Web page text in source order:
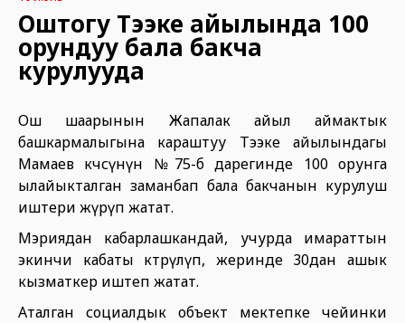
Оштогу Тээке айылында 100
орундуу бала бакча
курулууда
Ош шаарынын Жапалак айыл аймактык
башкармалыгына караштуу Тээке айылындагы
Мамаев көчөсүнүн №75-б дарегинде 100 орунга
ылайыкталган заманбап бала бакчанын курулуш
иштери жүрүп жатат.
Мэриядан кабарлашкандай, учурда имараттын
экинчи кабаты көтөрүлүп, жеринде 30дан ашык
кызматкер иштеп жатат.
Аталган социалдык объект мектепке чейинки